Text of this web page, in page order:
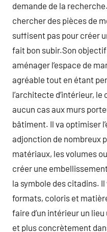
demande de la
chercher des pièces de
suffisent pas pour créer
fait bon subir.Son
aménager l’espace de
agréable tout en étant
l’architecte d’intérieur,
aucun cas aux murs
bâtiment. Il va optimiser
adjonction de nombreux
matériaux, les volumes
créer une
la symbole des citadins.
formats, coloris et
faire d’un intérieur un
et plus concrètement